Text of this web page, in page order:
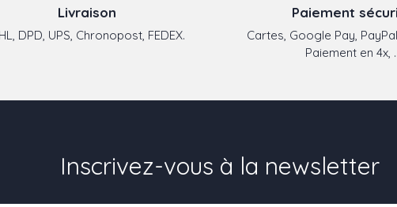
Livraison
DPD, UPS, Chronopost, FEDEX.
Paiement
Cartes, Google Pay,
Paiement en 4x,
Inscrivez-vous à la newsletter